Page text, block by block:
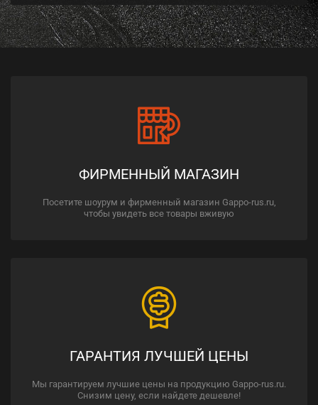
ФИРМЕННЫЙ МАГАЗИН
Посетите шоурум и фирменный магазин Gappo-rus.ru,
чтобы увидеть все товары вживую
ГАРАНТИЯ ЛУЧШЕЙ ЦЕНЫ
Мы гарантируем лучшие цены на продукцию Gappo-rus.ru.
Снизим цену, если найдете дешевле!